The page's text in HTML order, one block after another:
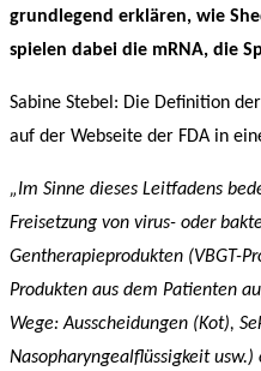
grundlegend erklären, wie
spielen dabei die mRNA, die
Sabine Stebel: Die Definition
auf der Webseite der FDA in
„Im Sinne dieses Leitfadens
Freisetzung von virus- oder
Gentherapieprodukten (VBGT-
Produkten aus dem Patienten
Wege: Ausscheidungen (Kot),
Nasopharyngealflüssigkeit